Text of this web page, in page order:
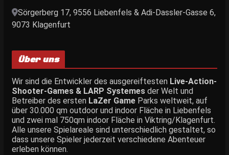
Sörgerberg 17, 9556 Liebenfels & Adi-Dassler-Gasse 6,
9073 Klagenfurt
Über uns
Wir sind die Entwickler des ausgereiftesten Live-Action-
Shooter-Games & LARP Systemesder Welt und
Betreiber des ersten LaZer GameParks weltweit, auf
über 30.000 qm outdoor und indoor Fläche in Liebenfels
und zwei mal 750qm indoor Fläche in Viktring/Klagenfurt.
Alle unsere Spielareale sind unterschiedlich gestaltet, so
dass unsere Spieler jederzeit verschiedene Abenteuer
erleben können.